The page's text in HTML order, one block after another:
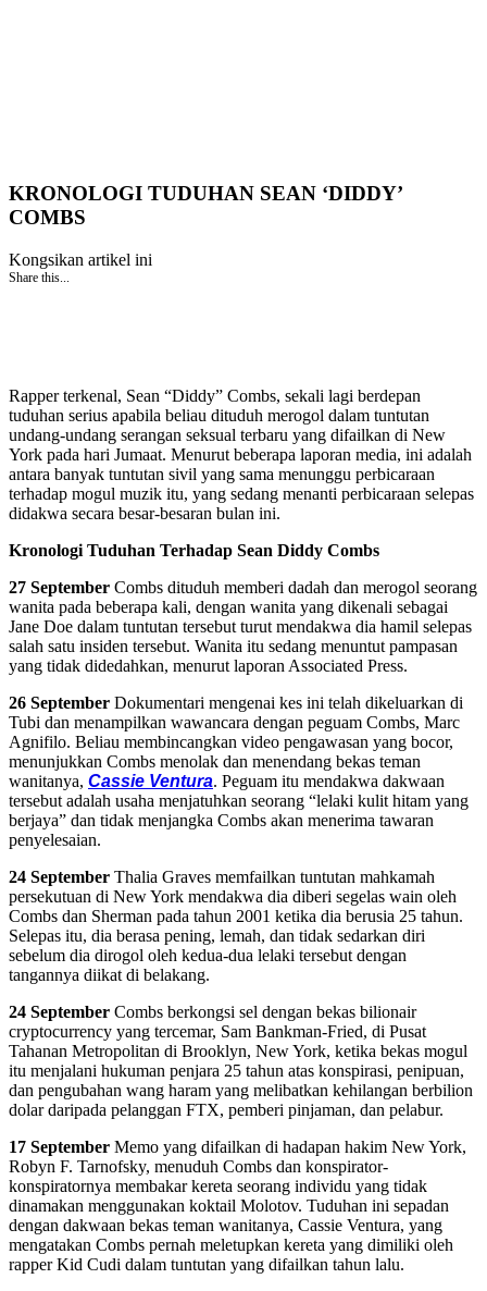
KRONOLOGI TUDUHAN SEAN ‘DIDDY’
COMBS
Kongsikan artikel ini
Share this...
Rapper terkenal, Sean “Diddy” Combs, sekali lagi berdepan
tuduhan serius apabila beliau dituduh merogol dalam tuntutan
undang-undang serangan seksual terbaru yang difailkan di New
York pada hari Jumaat. Menurut beberapa laporan media, ini adalah
antara banyak tuntutan sivil yang sama menunggu perbicaraan
terhadap mogul muzik itu, yang sedang menanti perbicaraan selepas
didakwa secara besar-besaran bulan ini.
Kronologi Tuduhan Terhadap Sean Diddy Combs
27 September Combs dituduh memberi dadah dan merogol seorang
wanita pada beberapa kali, dengan wanita yang dikenali sebagai
Jane Doe dalam tuntutan tersebut turut mendakwa dia hamil selepas
salah satu insiden tersebut. Wanita itu sedang menuntut pampasan
yang tidak didedahkan, menurut laporan Associated Press.
26 September Dokumentari mengenai kes ini telah dikeluarkan di
Tubi dan menampilkan wawancara dengan peguam Combs, Marc
Agnifilo. Beliau membincangkan video pengawasan yang bocor,
menunjukkan Combs menolak dan menendang bekas teman
wanitanya, Cassie Ventura. Peguam itu mendakwa dakwaan
tersebut adalah usaha menjatuhkan seorang “lelaki kulit hitam yang
berjaya” dan tidak menjangka Combs akan menerima tawaran
penyelesaian.
24 September Thalia Graves memfailkan tuntutan mahkamah
persekutuan di New York mendakwa dia diberi segelas wain oleh
Combs dan Sherman pada tahun 2001 ketika dia berusia 25 tahun.
Selepas itu, dia berasa pening, lemah, dan tidak sedarkan diri
sebelum dia dirogol oleh kedua-dua lelaki tersebut dengan
tangannya diikat di belakang.
24 September Combs berkongsi sel dengan bekas bilionair
cryptocurrency yang tercemar, Sam Bankman-Fried, di Pusat
Tahanan Metropolitan di Brooklyn, New York, ketika bekas mogul
itu menjalani hukuman penjara 25 tahun atas konspirasi, penipuan,
dan pengubahan wang haram yang melibatkan kehilangan berbilion
dolar daripada pelanggan FTX, pemberi pinjaman, dan pelabur.
17 September Memo yang difailkan di hadapan hakim New York,
Robyn F. Tarnofsky, menuduh Combs dan konspirator-
konspiratornya membakar kereta seorang individu yang tidak
dinamakan menggunakan koktail Molotov. Tuduhan ini sepadan
dengan dakwaan bekas teman wanitanya, Cassie Ventura, yang
mengatakan Combs pernah meletupkan kereta yang dimiliki oleh
rapper Kid Cudi dalam tuntutan yang difailkan tahun lalu.